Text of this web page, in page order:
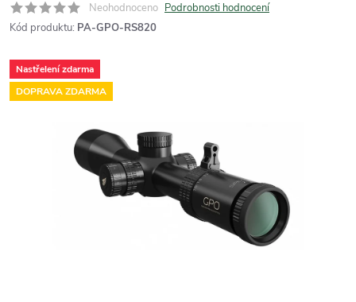
Neohodnoceno Podrobnosti hodnocení
Kód produktu: PA-GPO-RS820
Nastřelení zdarma
DOPRAVA ZDARMA